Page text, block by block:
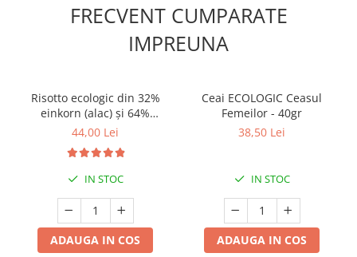
FRECVENT CUMPARATE
IMPREUNA
Risotto ecologic din 32%
einkorn (alac) și 64%
arpacaș spelta cu 2% sare
44,00 Lei
IN STOC
ADAUGA IN COS
Ceai ECOLOGIC Ceasul
Femeilor - 40gr
38,50 Lei
IN STOC
ADAUGA IN COS